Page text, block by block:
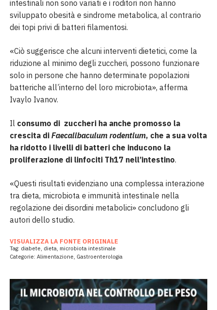
intestinali non sono variati e i roditori non hanno
sviluppato obesità e sindrome metabolica, al contrario
dei topi privi di batteri filamentosi.
«Ciò suggerisce che alcuni interventi dietetici, come la
riduzione al minimo degli zuccheri, possono funzionare
solo in persone che hanno determinate popolazioni
batteriche all’interno del loro microbiota», afferma
Ivaylo Ivanov.
Il consumo di zuccheri ha anche promosso la
crescita di Faecalibaculum rodentium, che a sua volta
ha ridotto i livelli di batteri che inducono la
proliferazione di linfociti Th17 nell’intestino.
«Questi risultati evidenziano una complessa interazione
tra dieta, microbiota e immunità intestinale nella
regolazione dei disordini metabolici» concludono gli
autori dello studio.
VISUALIZZA LA FONTE ORIGINALE
Tag: diabete, dieta, microbiota intestinale
Categorie: Alimentazione, Gastroenterologia